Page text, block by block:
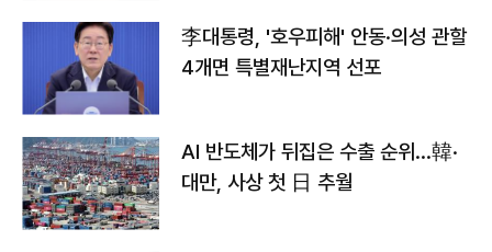
李대통령, '호우피해' 안동·의성 관할
4개면 특별재난지역 선포
AI 반도체가 뒤집은 수출 순위…韓·
대만, 사상 첫 日 추월